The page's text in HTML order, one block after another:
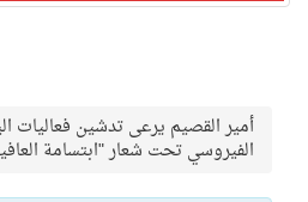
أمير القصيم يرعى تدشين فعاليات
الفيروسي تحت شعار "ابتسامة